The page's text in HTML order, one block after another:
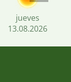
jueves
13.08.2026